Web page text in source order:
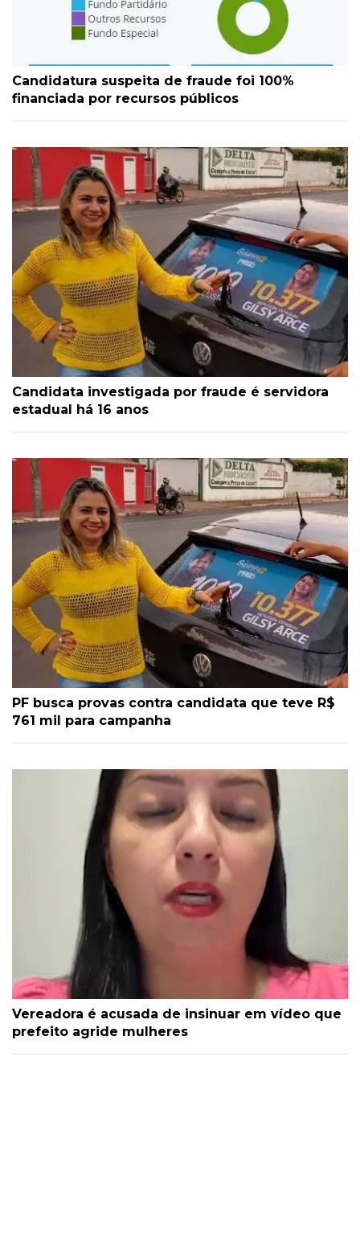
Candidatura suspeita de fraude foi 100%
financiada por recursos públicos
Candidata investigada por fraude é servidora
estadual há 16 anos
PF busca provas contra candidata que teve R$
761 mil para campanha
Vereadora é acusada de insinuar em vídeo que
prefeito agride mulheres